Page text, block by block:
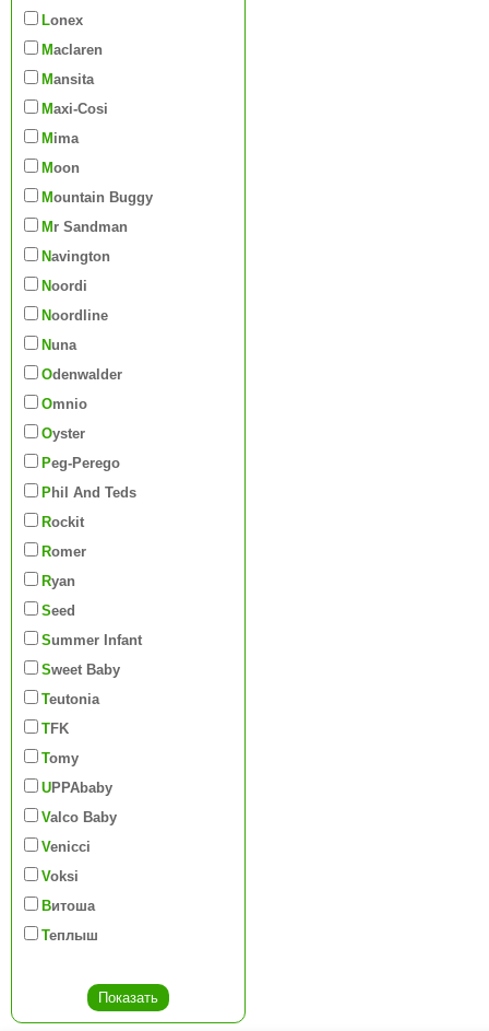
Lonex
Maclaren
Mansita
Maxi-Cosi
Mima
Moon
Mountain Buggy
Mr Sandman
Navington
Noordi
Noordline
Nuna
Odenwalder
Omnio
Oyster
Peg-Perego
Phil And Teds
Rockit
Romer
Ryan
Seed
Summer Infant
Sweet Baby
Teutonia
TFK
Tomy
UPPAbaby
Valco Baby
Venicci
Voksi
Витоша
Теплыш